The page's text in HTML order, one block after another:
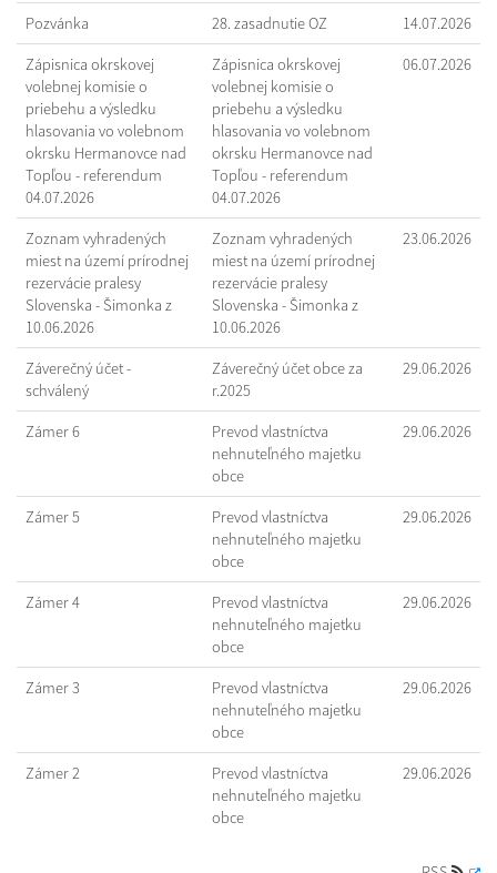
Pozvánka 28. zasadnutie OZ 14.07.2026
Zápisnica okrskovej
volebnej komisie o
priebehu a výsledku
hlasovania vo volebnom
okrsku Hermanovce nad
Topľou - referendum
04.07.2026
Zápisnica okrskovej
volebnej komisie o
priebehu a výsledku
hlasovania vo volebnom
okrsku Hermanovce nad
Topľou - referendum
04.07.2026
06.07.2026
Zoznam vyhradených
miest na území prírodnej
rezervácie pralesy
Slovenska - Šimonka z
10.06.2026
Zoznam vyhradených
miest na území prírodnej
rezervácie pralesy
Slovenska - Šimonka z
10.06.2026
23.06.2026
Záverečný účet -
schválený
Záverečný účet obce za
r.2025
29.06.2026
Zámer 6
Prevod vlastníctva
nehnuteľného majetku
obce
29.06.2026
Zámer 5
Prevod vlastníctva
nehnuteľného majetku
obce
29.06.2026
Zámer 4
Prevod vlastníctva
nehnuteľného majetku
obce
29.06.2026
Zámer 3
Prevod vlastníctva
nehnuteľného majetku
obce
29.06.2026
Zámer 2
Prevod vlastníctva
nehnuteľného majetku
obce
29.06.2026